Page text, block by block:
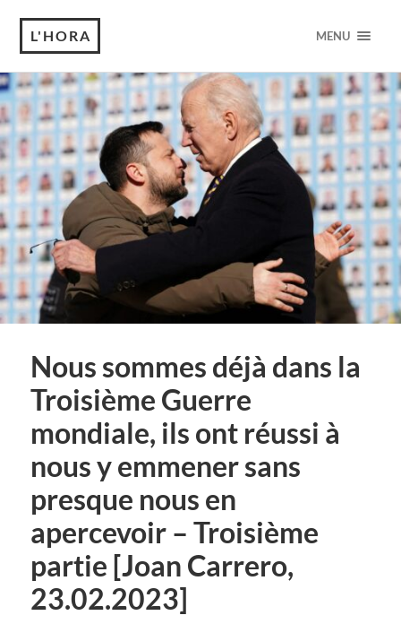
L'HORA MENU
Nous sommes déjà dans la
Troisième Guerre
mondiale, ils ont réussi à
nous y emmener sans
presque nous en
apercevoir – Troisième
partie [Joan Carrero,
23.02.2023]